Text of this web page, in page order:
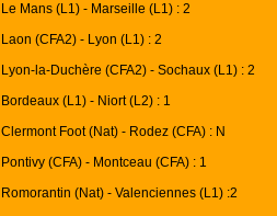
Le Mans (L1) - Marseille (L1) : 2
Laon (CFA2) - Lyon (L1) : 2
Lyon-la-Duchère (CFA2) - Sochaux (L1) : 2
Bordeaux (L1) - Niort (L2) : 1
Clermont Foot (Nat) - Rodez (CFA) : N
Pontivy (CFA) - Montceau (CFA) : 1
Romorantin (Nat) - Valenciennes (L1) :2